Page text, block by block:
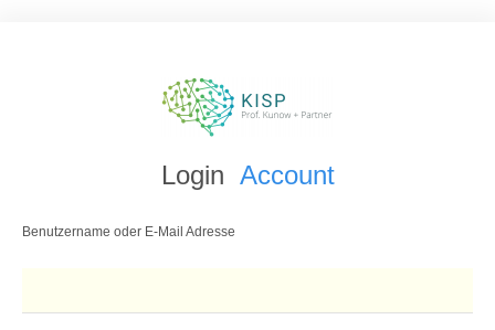
Login Account
Benutzername oder E-Mail Adresse